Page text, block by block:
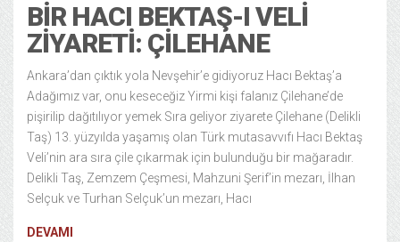
BIR HACI BEKTAŞ-I VELI
ZIYARETI: ÇILEHANE
Ankara’dan çıktık yola Nevşehir’e gidiyoruz Hacı Bektaş’a
Adağımız var, onu keseceğiz Yirmi kişi falanız Çilehane’de
pişirilip dağıtılıyor yemek Sıra geliyor ziyarete Çilehane (Delikli
Taş) 13. yüzyılda yaşamış olan Türk mutasavvıfı Hacı Bektaş
Veli’nin ara sıra çile çıkarmak için bulunduğu bir mağaradır.
Delikli Taş, Zemzem Çeşmesi, Mahzuni Şerif’in mezarı, İlhan
Selçuk ve Turhan Selçuk’un mezarı, Hacı
DEVAMI